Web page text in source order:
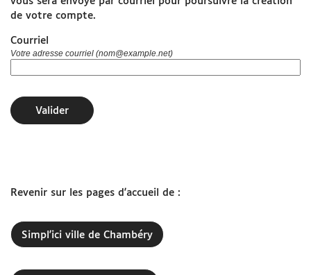
de votre compte.
Courriel
Votre adresse courriel (nom@example.net)
Valider
Revenir sur les pages d'accueil de :
Simpl'ici ville de Chambéry